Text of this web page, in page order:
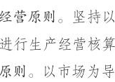
营原则。
坚持
行生产经营核算
则。
以市场为